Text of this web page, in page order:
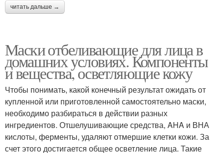
читать дальше →
Маски отбеливающие для лица в
домашних условиях. Компоненты
и вещества, осветляющие кожу
Чтобы понимать, какой конечный результат ожидать от
купленной или приготовленной самостоятельно маски,
необходимо разбираться в действии разных
ингредиентов. Отшелушивающие средства, AHA и ВНА
кислоты, ферменты, удаляют отмершие клетки кожи. За
счет этого достигается общее осветление лица. Такие